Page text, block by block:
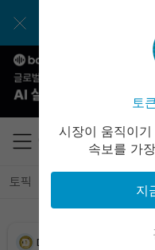
토큰포스트
토픽
USDC (USDC)
XRP (XRP)
Dogecoin (DOGE)
토
시장이 움직이
속보를 가
지